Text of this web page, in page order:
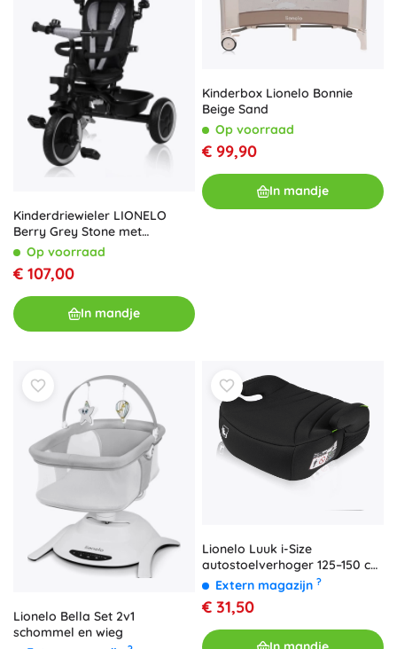
Kinderdriewieler LIONELO
Berry Grey Stone met
draaibare zitting
Op voorraad
€ 107,00
In mandje
Kinderbox Lionelo Bonnie
Beige Sand
Op voorraad
€ 99,90
In mandje
Lionelo Bella Set 2v1
schommel en wieg
Lionelo Luuk i-Size
autostoelverhoger 125–150 cm
zwartExtern magazijn ?
€ 31,50